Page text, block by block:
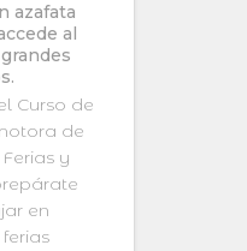
azafata
al
Curso de
de
y
en